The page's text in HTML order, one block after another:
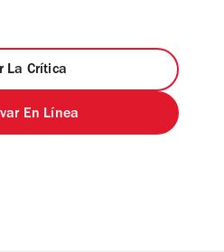
La Crítica
En Línea